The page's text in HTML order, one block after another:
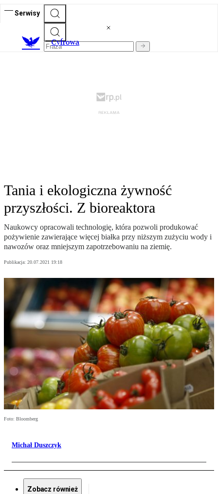
Serwisy
Cyfrowa
Tania i ekologiczna żywność
przyszłości. Z bioreaktora
Naukowcy opracowali technologię, która pozwoli produkować
pożywienie zawierające więcej białka przy niższym zużyciu wody i
nawozów oraz mniejszym zapotrzebowaniu na ziemię.
Publikacja: 20.07.2021 19:18
Foto: Bloomberg
Michał Duszczyk
Zobacz również